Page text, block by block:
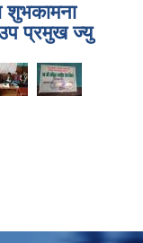
शुभकामना
उप प्रमुख ज्यु